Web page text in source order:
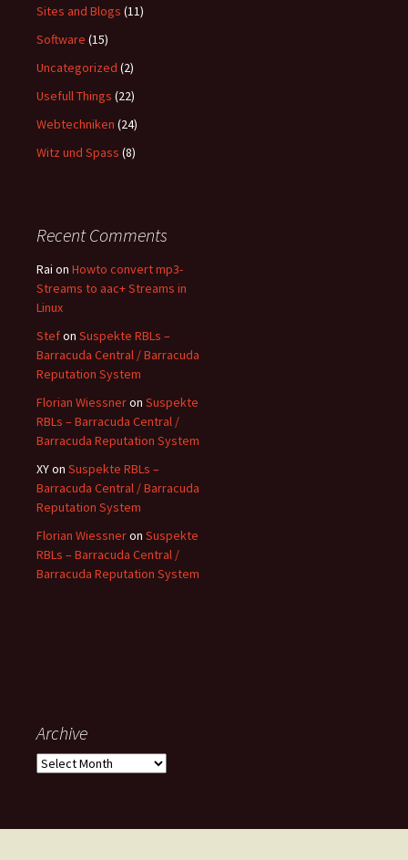
Sites and Blogs (11)
Software (15)
Uncategorized (2)
Usefull Things (22)
Webtechniken (24)
Witz und Spass (8)
Recent Comments
Rai on Howto convert mp3-
Streams to aac+ Streams in
Linux
Stefon Suspekte RBLs –
Barracuda Central / Barracuda
Reputation System
Florian Wiessneron Suspekte
RBLs – Barracuda Central /
Barracuda Reputation System
XYon Suspekte RBLs –
Barracuda Central / Barracuda
Reputation System
Florian Wiessneron Suspekte
RBLs – Barracuda Central /
Barracuda Reputation System
Archive
Archive